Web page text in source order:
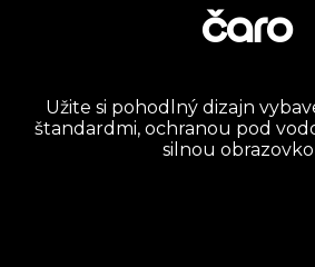
čaro
Užite si pohodlný dizajn
štandardmi, ochranou pod
silnou